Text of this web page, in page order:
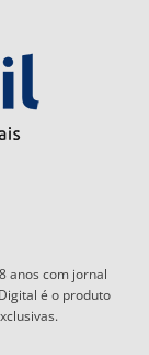
anos com jornal
é o produto